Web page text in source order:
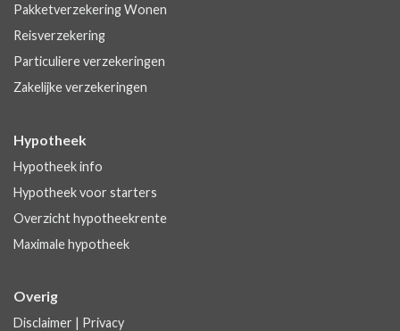
Pakketverzekering Wonen
Reisverzekering
Particuliere verzekeringen
Zakelijke verzekeringen
Hypotheek
Hypotheek info
Hypotheek voor starters
Overzicht hypotheekrente
Maximale hypotheek
Overig
Disclaimer | Privacy